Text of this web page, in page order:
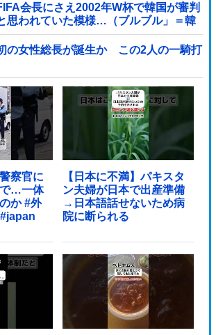
会長にさえ2002年W杯で韓国が審判
思われていた模様…（ブルブル」＝韓
の女性総長が誕生か この2人の一騎打
察官に
…一体
か #外
【日本に不満】パキスタ
ン夫婦が日本で出産準備
→日本語話せないため病
院に断られる